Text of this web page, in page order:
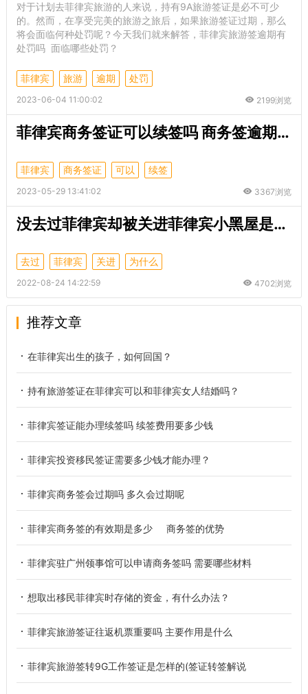
对于计划去菲律宾旅游的人来说，持有9A旅游签证是必不可少
的。然而，在享受完美的旅游之旅后，如果旅游签证过期，那么
将会面临何种处罚呢？今天我们就来解答，菲律宾旅游签逾期有
处罚吗 面临哪些处罚？
菲律宾 旅游 逾期 处罚
2023-06-04 11:00:02 2199浏览
菲律宾商务签证可以续签吗 商务签逾期需要缴纳什么罚款
菲律宾 商务签证 可以 续签
2023-05-29 13:41:02 3367浏览
没去过菲律宾却被关进菲律宾小黑屋是为什么？
去过 菲律宾 关进 为什么
2022-08-24 14:22:59 4702浏览
推荐文章
在菲律宾出生的孩子，如何回国？
持有旅游签证在菲律宾可以和菲律宾女人结婚吗？
菲律宾签证能办理续签吗 续签费用要多少钱
菲律宾投资移民签证需要多少钱才能办理？
菲律宾商务签会过期吗 多久会过期呢
菲律宾商务签的有效期是多少 商务签的优势
菲律宾驻广州领事馆可以申请商务签吗 需要哪些材料
想取出移民菲律宾时存储的资金，有什么办法？
菲律宾旅游签证往返机票重要吗 主要作用是什么
菲律宾旅游签转9G工作签证是怎样的(签证转签解说